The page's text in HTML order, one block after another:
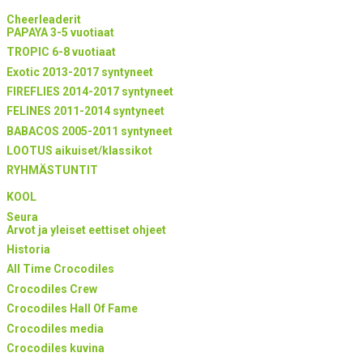
Cheerleaderit
PAPAYA 3-5 vuotiaat
TROPIC 6-8 vuotiaat
Exotic 2013-2017 syntyneet
FIREFLIES 2014-2017 syntyneet
FELINES 2011-2014 syntyneet
BABACOS 2005-2011 syntyneet
LOOTUS aikuiset/klassikot
RYHMÄSTUNTIT
KOOL
Seura
Arvot ja yleiset eettiset ohjeet
Historia
All Time Crocodiles
Crocodiles Crew
Crocodiles Hall Of Fame
Crocodiles media
Crocodiles kuvina